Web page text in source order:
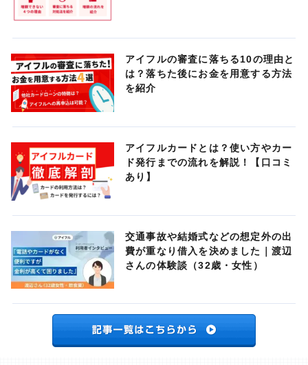
アイフルの審査に落ちる10の理由と
は？落ちた後にお金を用意する方法
を紹介
アイフルカードとは？使い方やカー
ド発行までの流れを解説！【口コミ
あり】
交通事故や結婚式などの想定外の出
費が重なり借入を決めました｜渡辺
さんの体験談（32歳・女性）